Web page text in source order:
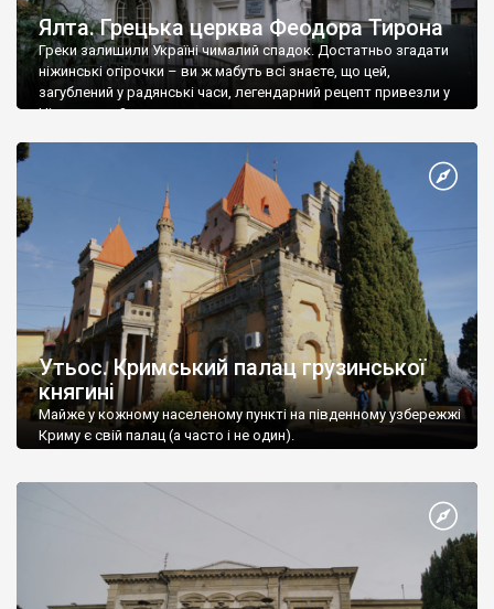
Ялта. Грецька церква Феодора Тирона
Греки залишили Україні чималий спадок. Достатньо згадати
ніжинські огірочки – ви ж мабуть всі знаєте, що цей,
загублений у радянські часи, легендарний рецепт привезли у
Ніжин греки?
Утьос. Кримський палац грузинської
княгині
Майже у кожному населеному пункті на південному узбережжі
Криму є свій палац (а часто і не один).